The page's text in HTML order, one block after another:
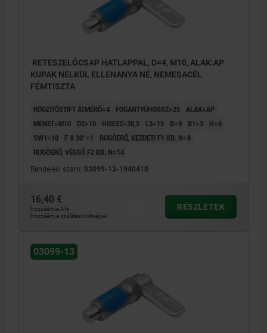
AP alak: reteszkupak nélkül, anya nélkül.
CP alak: reteszkupak anya nélkül.
RETESZELŐCSAP HATLAPPAL, D=4, M10, ALAK:AP
KUPAK NÉLKÜL ELLENANYA NÉ, NEMESACÉL
FÉMTISZTA
RÖGZÍTŐSTIFT ÁTMÉRŐ=4 FOGANTYÚHOSSZ=25 ALAK=AP
MENET=M10
D2=10 HOSSZ=38,5 L3=15 B=9 B1=3
H=6
SW1=10
F X 30°=1
RUGÓERŐ, KEZDETI F1 KB. N=8
RUGÓERŐ, VÉGSŐ F2 KB. N=14
Rendelési szám: 03099-13-1940410
16,40 €
hozzáértve Áfa
hozzáértve szállítási költségek
RÉSZLETEK
03099-13